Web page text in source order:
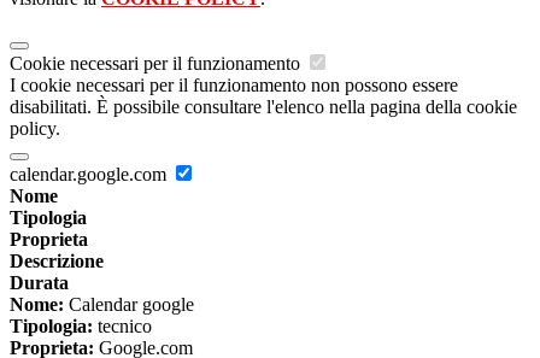
Cookie necessari per il funzionamento
I cookie necessari per il funzionamento non possono essere
disabilitati. È possibile consultare l'elenco nella pagina della cookie
policy.
calendar.google.com
Nome
Tipologia
Proprieta
Descrizione
Durata
Nome: Calendar google
Tipologia: tecnico
Proprieta: Google.com